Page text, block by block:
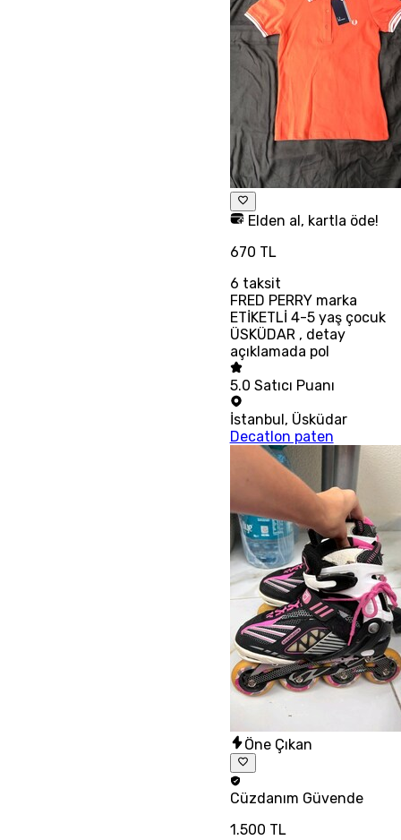
Elden al, kartla öde!
670 TL
6 taksit
FRED PERRY marka
ETİKETLİ 4-5 yaş çocuk
ÜSKÜDAR , detay
açıklamada pol
5.0 Satıcı Puanı
İstanbul, Üsküdar
Decatlon paten
Öne Çıkan
Cüzdanım Güvende
1.500 TL